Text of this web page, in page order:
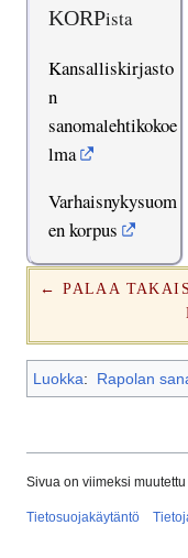
KORPista
Kansalliskirjasto
n
sanomalehtikokoe
lma
Varhaisnykysuom
en korpus
← PALAA
Luokka: Rapolan
Sivua on viimeksi
Tietosuojakäytäntö